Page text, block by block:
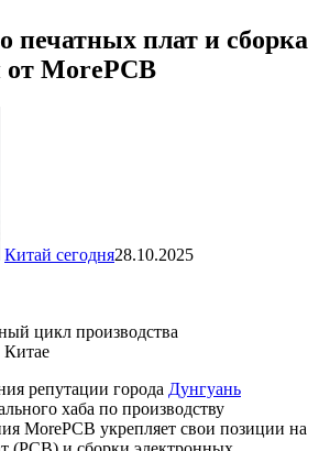
печатных плат и сборка
от MorePCB
Китай сегодня28.10.2025
цикл производства
Китае
репутации города Дунгуань
хаба по производству
MorePCB укрепляет свои позиции на